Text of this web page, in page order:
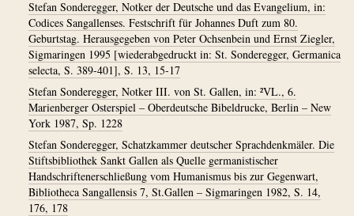
Stefan Sonderegger, Notker der Deutsche und das Evangelium, in:
Codices Sangallenses. Festschrift für Johannes Duft zum 80.
Geburtstag. Herausgegeben von Peter Ochsenbein und Ernst Ziegler,
Sigmaringen 1995 [wiederabgedruckt in: St. Sonderegger, Germanica
selecta, S. 389-401], S. 13, 15-17
Stefan Sonderegger, Notker III. von St. Gallen, in: ²VL., 6.
Marienberger Osterspiel – Oberdeutsche Bibeldrucke, Berlin – New
York 1987, Sp. 1228
Stefan Sonderegger, Schatzkammer deutscher Sprachdenkmäler. Die
Stiftsbibliothek Sankt Gallen als Quelle germanistischer
Handschriftenerschließung vom Humanismus bis zur Gegenwart,
Bibliotheca Sangallensis 7, St.Gallen – Sigmaringen 1982, S. 14,
176, 178